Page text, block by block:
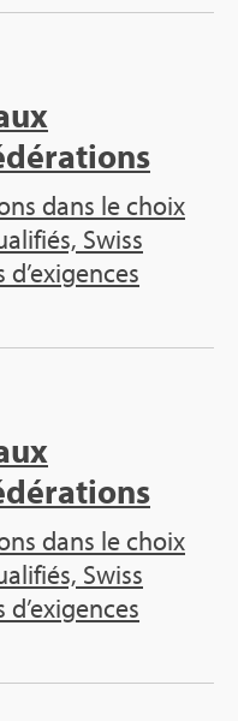
dans le choix
Swiss
dans le choix
Swiss